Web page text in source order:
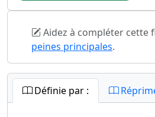
Aidez à compléter cette
peines principales.
Définie par :